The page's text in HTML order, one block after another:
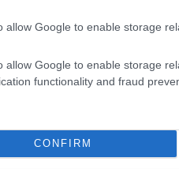
allow Google to enable storage
allow Google to enable storage
functionality and fraud
CONFIRM
og Anne Kjersti Kalvå
Bildbyrån
på plass.
Marie Fossesholm.